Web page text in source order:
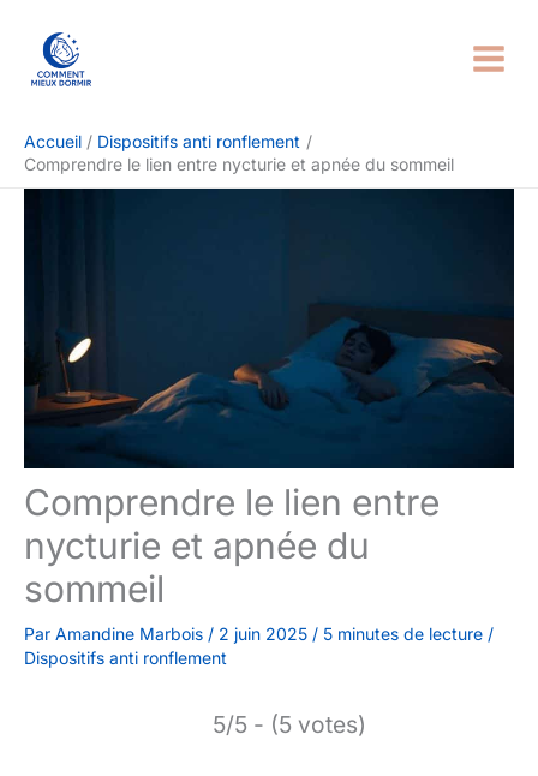
contenu
Accueil
Dispositifs anti ronflement
Comprendre le lien entre nycturie et apnée du sommeil
Comprendre le lien entre
nycturie et apnée du
sommeil
Par Amandine Marbois / 2 juin 2025 / 5 minutes de lecture /
Dispositifs anti ronflement
5/5 - (5 votes)